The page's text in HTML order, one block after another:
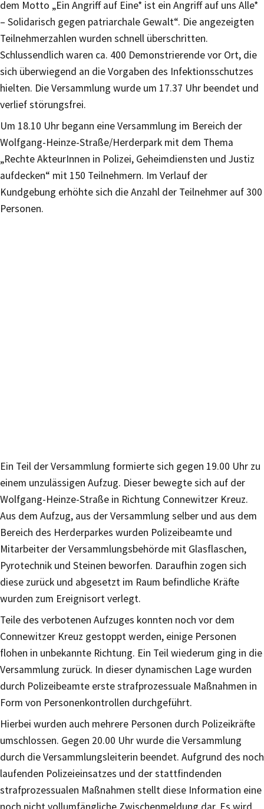
dem Motto „Ein Angriff auf Eine* ist ein Angriff auf uns Alle*
– Solidarisch gegen patriarchale Gewalt“. Die angezeigten
Teilnehmerzahlen wurden schnell überschritten.
Schlussendlich waren ca. 400 Demonstrierende vor Ort, die
sich überwiegend an die Vorgaben des Infektionsschutzes
hielten. Die Versammlung wurde um 17.37 Uhr beendet und
verlief störungsfrei.
Um 18.10 Uhr begann eine Versammlung im Bereich der
Wolfgang-Heinze-Straße/Herderpark mit dem Thema
„Rechte AkteurInnen in Polizei, Geheimdiensten und Justiz
aufdecken“ mit 150 Teilnehmern. Im Verlauf der
Kundgebung erhöhte sich die Anzahl der Teilnehmer auf 300
Personen.
Ein Teil der Versammlung formierte sich gegen 19.00 Uhr zu
einem unzulässigen Aufzug. Dieser bewegte sich auf der
Wolfgang-Heinze-Straße in Richtung Connewitzer Kreuz.
Aus dem Aufzug, aus der Versammlung selber und aus dem
Bereich des Herderparkes wurden Polizeibeamte und
Mitarbeiter der Versammlungsbehörde mit Glasflaschen,
Pyrotechnik und Steinen beworfen. Daraufhin zogen sich
diese zurück und abgesetzt im Raum befindliche Kräfte
wurden zum Ereignisort verlegt.
Teile des verbotenen Aufzuges konnten noch vor dem
Connewitzer Kreuz gestoppt werden, einige Personen
flohen in unbekannte Richtung. Ein Teil wiederum ging in die
Versammlung zurück. In dieser dynamischen Lage wurden
durch Polizeibeamte erste strafprozessuale Maßnahmen in
Form von Personenkontrollen durchgeführt.
Hierbei wurden auch mehrere Personen durch Polizeikräfte
umschlossen. Gegen 20.00 Uhr wurde die Versammlung
durch die Versammlungsleiterin beendet. Aufgrund des noch
laufenden Polizeieinsatzes und der stattfindenden
strafprozessualen Maßnahmen stellt diese Information eine